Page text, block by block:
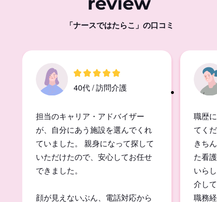
「ナースではたらこ」の口コミ
40代 / 訪問介護
担当のキャリア・アドバイザー
が、自分にあう施設を選んでくれ
ていました。 親身になって探して
いただけたので、安心してお任せ
できました。
顔が見えないぶん、電話対応から
職歴
てく
きち
た看
いら
介し
職務